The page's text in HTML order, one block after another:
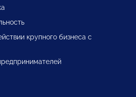
крупного бизнеса с